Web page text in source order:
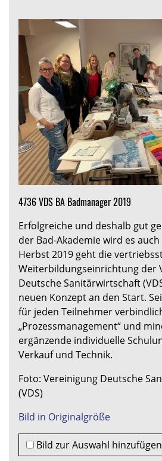
4736 VDS BA Badmanager 2019
Erfolgreiche und deshalb gut
der Bad-Akademie wird es
Herbst 2019 geht die
Weiterbildungseinrichtung der
Deutsche Sanitärwirtschaft
neuen Konzept an den Start.
für jeden Teilnehmer
„Prozessmanagement“ und
ergänzende individuelle
Verkauf und Technik.
Foto: Vereinigung Deutsche
(VDS)
Bild in Originalgröße
Bild zur Auswahl hinzufügen